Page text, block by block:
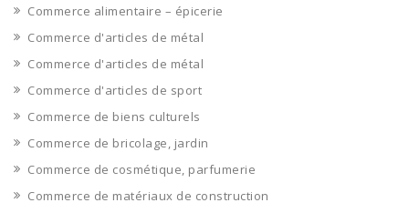
Commerce alimentaire – épicerie
Commerce d'articles de métal
Commerce d'articles de métal
Commerce d'articles de sport
Commerce de biens culturels
Commerce de bricolage, jardin
Commerce de cosmétique, parfumerie
Commerce de matériaux de construction